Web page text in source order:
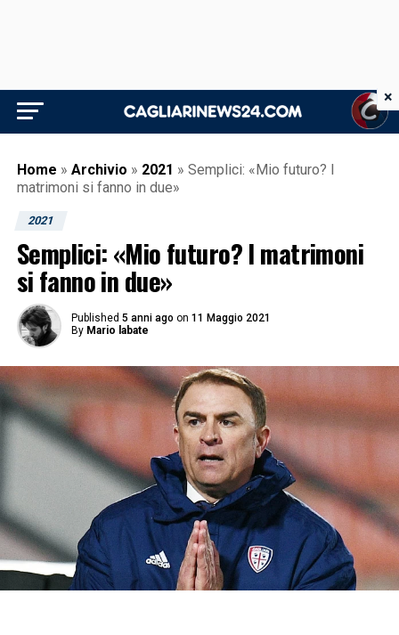
Home » Archivio » 2021 » Semplici: «Mio futuro? I
matrimoni si fanno in due»
2021
Semplici: «Mio futuro? I matrimoni
si fanno in due»
Published 5 anni ago on 11 Maggio 2021
By Mario labate
×